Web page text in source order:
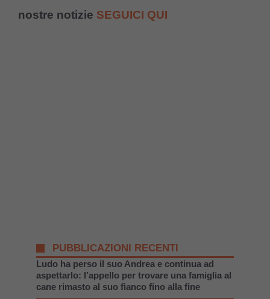
nostre notizie SEGUICI QUI
PUBBLICAZIONI RECENTI
Ludo ha perso il suo Andrea e continua ad
aspettarlo: l’appello per trovare una famiglia al
cane rimasto al suo fianco fino alla fine